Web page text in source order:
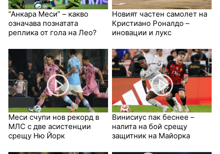
“Анкара Меси” – какво
означава познатата
реплика от гола на Лео?
Новият частен самолет на
Кристиано Роналдо –
иновации и лукс
Меси счупи нов рекорд в
МЛС с две асистенции
срещу Ню Йорк
Винисиус пак беснее –
налита на бой срещу
защитник на Майорка